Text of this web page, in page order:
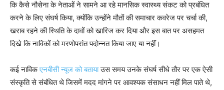
कि कैसे नौसेना के नेताओं ने सामने आ रहे मानसिक स्वास्थ्य संकट को प्रबंधित
करने के लिए संघर्ष किया, क्योंकि उन्होंने मौतों की समाचार कवरेज पर चर्चा की,
खराब रहने की स्थिति के दावों को खारिज कर दिया और इस बात पर असहमत
दिखे कि नाविकों को मरणोपरांत पदोन्नत किया जाए या नहीं।
कई नाविकएनबीसी न्यूज को बतायाउस समय उनके संघर्ष सीधे तौर पर एक ऐसी
संस्कृति से संबंधित थे जिसमें मदद मांगने पर आवश्यक संसाधन नहीं मिल पाते थे,